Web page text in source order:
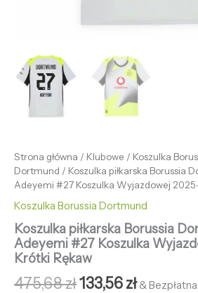
Strona główna / Klubowe / Koszulka
Dortmund / Koszulka piłkarska Borussia
Adeyemi #27 Koszulka Wyjazdowej
Koszulka Borussia Dortmund
Koszulka piłkarska Borussia
Adeyemi #27 Koszulka
Krótki Rękaw
475,68zł133,56zł &